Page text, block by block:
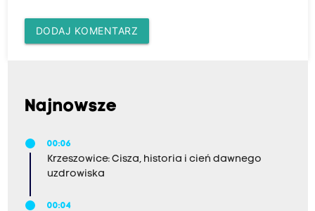
DODAJ KOMENTARZ
Najnowsze
00:06
Krzeszowice: Cisza, historia i cień dawnego
uzdrowiska
00:04